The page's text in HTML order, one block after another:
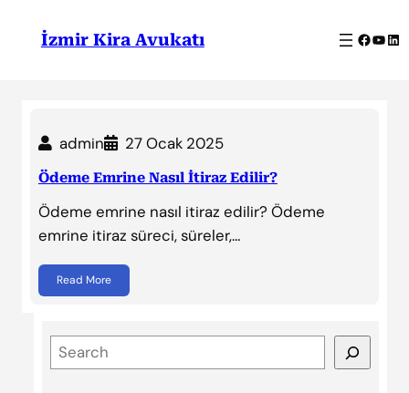
İzmir Kira Avukatı
admin 27 Ocak 2025
Ödeme Emrine Nasıl İtiraz Edilir?
Ödeme emrine nasıl itiraz edilir? Ödeme
emrine itiraz süreci, süreler,…
Read More
e